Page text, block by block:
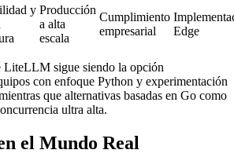
y Producción
a alta
escala
Cumplimiento
empresarial
Edge
LiteLLM sigue siendo la opción
con enfoque Python y experimentación
que alternativas basadas en Go como
ultra alta.
el Mundo Real